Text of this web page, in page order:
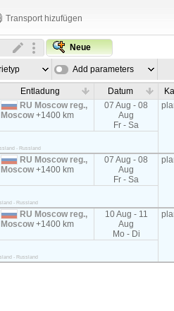
Transport hizufügen
Neue
Add parameters
Entladung Datum
RU Moscow reg.,
Moscow+1400 km
07 Aug - 08
Aug
Fr - Sa
- Russland
RU Moscow reg.,
Moscow+1400 km
07 Aug - 08
Aug
Fr - Sa
- Russland
RU Moscow reg.,
Moscow+1400 km
10 Aug - 11
Aug
Mo - Di
- Russland